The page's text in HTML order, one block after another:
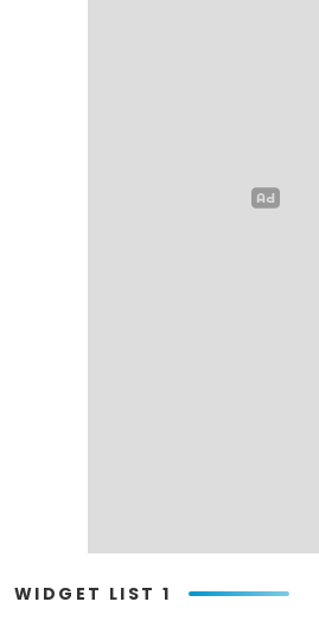
WIDGET LIST 1